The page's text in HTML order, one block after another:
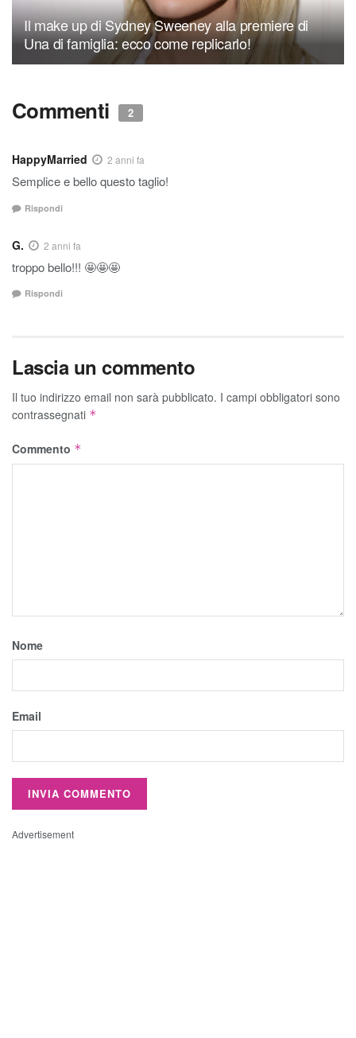
Il make up di Sydney Sweeney alla premiere di
Una di famiglia: ecco come replicarlo!
Commenti 2
HappyMarried 2 anni fa
Semplice e bello questo taglio!
Rispondi
G. 2 anni fa
troppo bello!!! 🤩🤩🤩
Rispondi
Lascia un commento
Il tuo indirizzo email non sarà pubblicato. I campi obbligatori sono
contrassegnati *
Commento *
Nome
Email
Advertisement